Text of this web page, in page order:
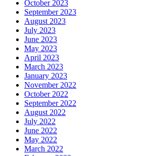
October 2023
September 2023
August 2023
July 2023
June 2023
May 2023
April 2023
March 2023
January 2023
November 2022
October 2022
September 2022
August 2022
July 2022
June 2022
May 2022
March 2022